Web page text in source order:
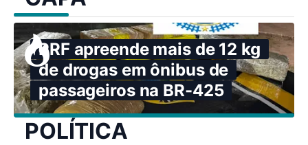
PRF apreende mais de 12 kg
de drogas em ônibus de
passageiros na BR-425
POLÍTICA